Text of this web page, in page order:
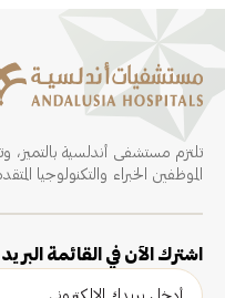
تلتزم مستشفى أندلسية بالتميز،
الموظفين الخبراء والتكنولوجيا
اشترك الآن في القائمة